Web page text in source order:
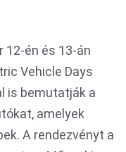
12-én és 13-án
Vehicle Days
is bemutatják a
amelyek
A rendezvényt a